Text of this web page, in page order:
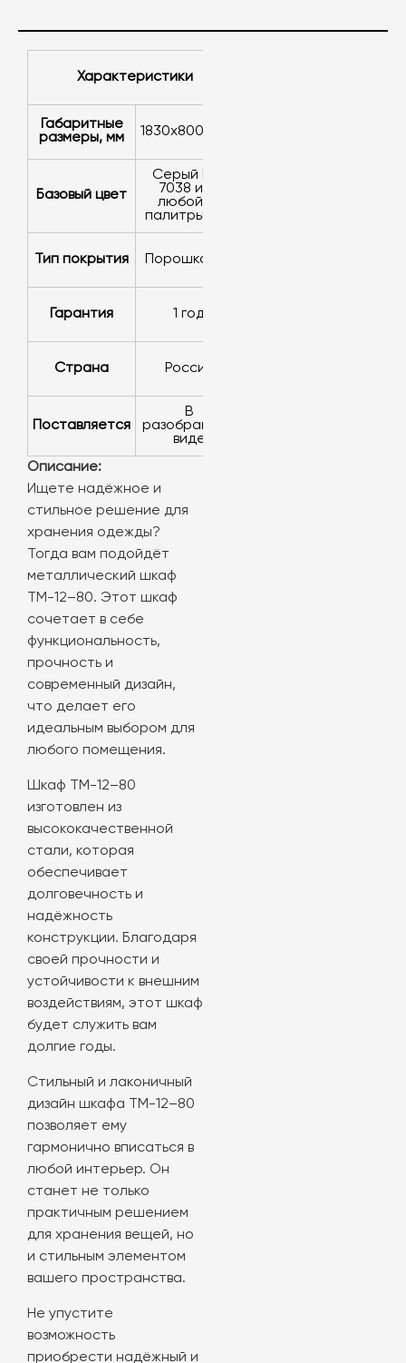
Характеристики
размеры, мм
1830х800х500
Базовый цвет
серый RAL
7038 или
любой из
палитры RAL
Тип покрытия порошковое
Гарантия 1 год
Страна Россия
Поставляется
в
разобранном
виде
Описание:
Ищете надёжное и
стильное решение для
хранения одежды?
Тогда вам подойдёт
металлический шкаф
ТМ-12–80. Этот шкаф
сочетает в себе
функциональность,
прочность и
современный дизайн,
что делает его
идеальным выбором для
любого помещения.
Шкаф ТМ-12–80
изготовлен из
высококачественной
стали, которая
обеспечивает
долговечность и
надёжность
конструкции. Благодаря
своей прочности и
устойчивости к внешним
воздействиям, этот шкаф
будет служить вам
долгие годы.
Стильный и лаконичный
дизайн шкафа ТМ-12–80
позволяет ему
гармонично вписаться в
любой интерьер. Он
станет не только
практичным решением
для хранения вещей, но
и стильным элементом
вашего пространства.
Не упустите
возможность
приобрести надёжный и